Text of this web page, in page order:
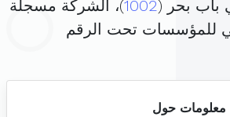
باب بحر (1002)، الشركة مسجلة
للمؤسسات تحت الرقم
معلومات حول